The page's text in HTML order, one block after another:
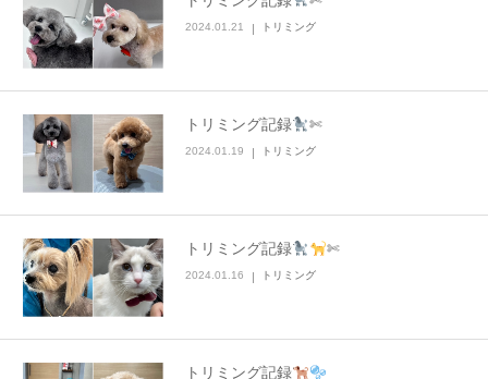
2024.01.21 トリミング
トリミング記録 ✄
2024.01.19 トリミング
トリミング記録 ✄
2024.01.16 トリミング
トリミング記録